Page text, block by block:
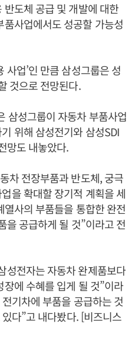
도체 공급 및 개발에 대한
사업에서도 성공할 가능성
사업’인 만큼 삼성그룹은 성
것으로 전망된다.
삼성그룹이 자동차 부품사업
위해 삼성전기와 삼성SDI
망도 내놓았다.
차 전장부품과 반도체, 궁극
을 확대할 장기적 계획을 세
사의 부품들을 통합한 완전
을 공급하게 될 것”이라고 전
성전자는 자동차 완제품보다
에 수혜를 입게 될 것”이라
기차에 부품을 공급하는 것
다”고 내다봤다. [비즈니스